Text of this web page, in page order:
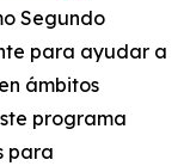
Segundo
para ayudar a
ámbitos
programa
para